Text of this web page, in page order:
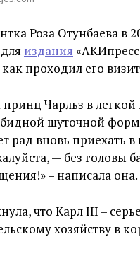
Роза Отунбаева в
издания
проходил его
Чарльз в легкой
шуточной
рад вновь приехать
— без головы
– написала она.
что Карл III –
хозяйству в